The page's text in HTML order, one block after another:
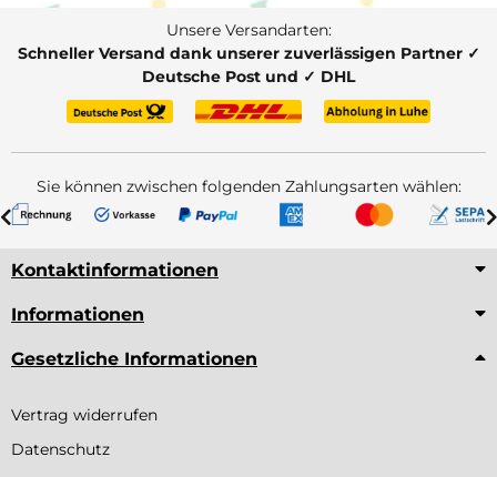
Unsere Versandarten:
Schneller Versand dank unserer zuverlässigen Partner ✓
Deutsche Post und ✓ DHL
Sie können zwischen folgenden Zahlungsarten wählen:
Kontaktinformationen
Informationen
Gesetzliche Informationen
Vertrag widerrufen
Datenschutz